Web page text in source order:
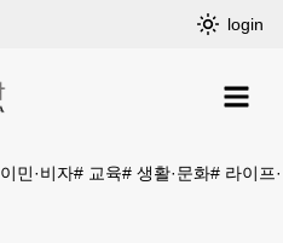
login
이민·비자# 교육# 생활·문화# 라이프